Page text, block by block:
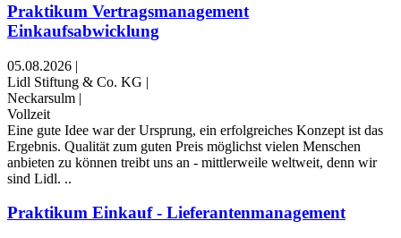
Praktikum Vertragsmanagement
Einkaufsabwicklung
05.08.2026 |
Lidl Stiftung & Co. KG |
Neckarsulm |
Vollzeit
Eine gute Idee war der Ursprung, ein erfolgreiches Konzept ist das
Ergebnis. Qualität zum guten Preis möglichst vielen Menschen
anbieten zu können treibt uns an - mittlerweile weltweit, denn wir
sind Lidl. ..
Praktikum Einkauf - Lieferantenmanagement